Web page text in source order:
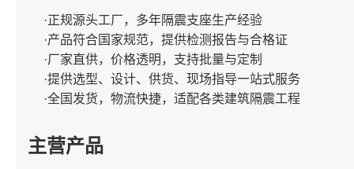
·正规源头工厂，多年隔震支座生产经验
·产品符合国家规范，提供检测报告与合格证
·厂家直供，价格透明，支持批量与定制
·提供选型、设计、供货、现场指导一站式服务
·全国发货，物流快捷，适配各类建筑隔震工程
主营产品